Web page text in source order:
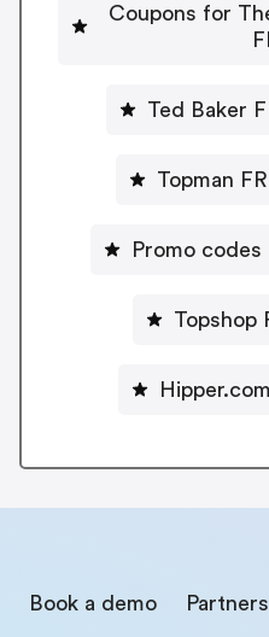
Coupons for
Ted Baker
Topman
Promo
Topshop
Book a demo